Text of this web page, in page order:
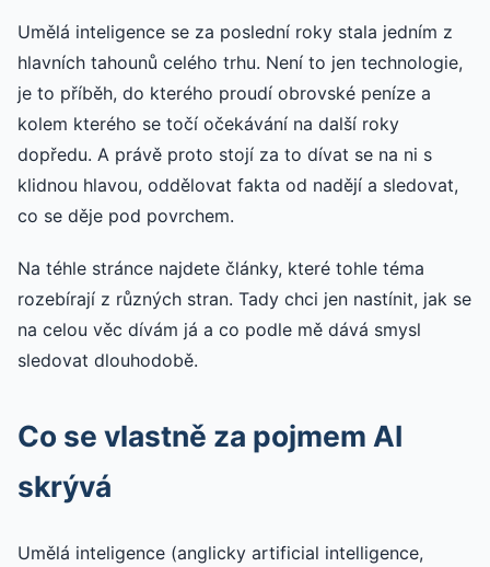
Umělá inteligence se za poslední roky stala jedním z
hlavních tahounů celého trhu. Není to jen technologie,
je to příběh, do kterého proudí obrovské peníze a
kolem kterého se točí očekávání na další roky
dopředu. A právě proto stojí za to dívat se na ni s
klidnou hlavou, oddělovat fakta od nadějí a sledovat,
co se děje pod povrchem.
Na téhle stránce najdete články, které tohle téma
rozebírají z různých stran. Tady chci jen nastínit, jak se
na celou věc dívám já a co podle mě dává smysl
sledovat dlouhodobě.
Co se vlastně za pojmem AI
skrývá
Umělá inteligence (anglicky artificial intelligence,